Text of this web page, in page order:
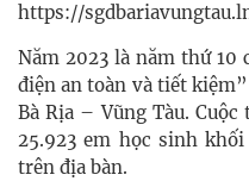
https://
Năm 2023 là năm thứ
điện an toàn và tiết
Bà Rịa – Vũng Tàu.Cuộc
25.923 em học sinh
trên địa bàn.